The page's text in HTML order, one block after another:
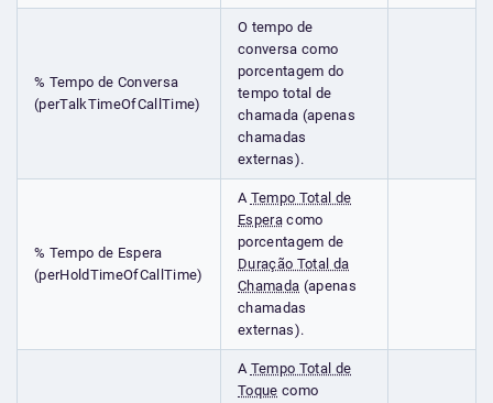
% Tempo de Conversa
(perTalkTimeOfCallTime)
O tempo de
conversa como
porcentagem do
tempo total de
chamada (apenas
chamadas
externas).
% Tempo de Espera
(perHoldTimeOfCallTime)
A Tempo Total de
Esperacomo
porcentagem de
Duração Total da
Chamada (apenas
chamadas
externas).
A Tempo Total de
Toque como